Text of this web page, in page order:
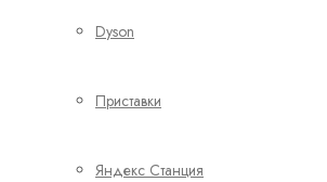
Dyson
Приставки
Яндекс Станция